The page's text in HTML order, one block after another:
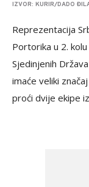
IZVOR: KURIR/DADO
Reprezentacija
Portorika u 2.
Sjedinjenih
imaće veliki
proći dvije ekipe